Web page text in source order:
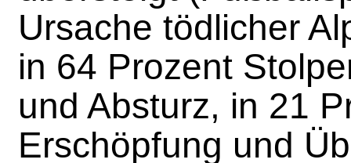
Ursache tödlicher
in 64 Prozent
und Absturz, in 21
Erschöpfung und